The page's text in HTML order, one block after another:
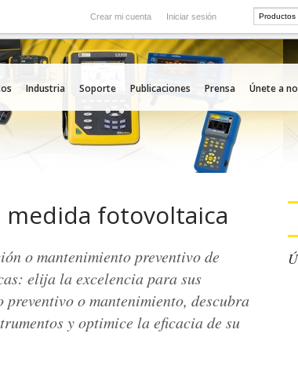
Iniciar sesión
Crear mi cuenta
filiales en el extranjero
Industria Soporte Publicaciones Prensa Únete a
medida fotovoltaica
o mantenimiento preventivo de
elija la excelencia para sus
o mantenimiento, descubra
y optimice la eficacia de su